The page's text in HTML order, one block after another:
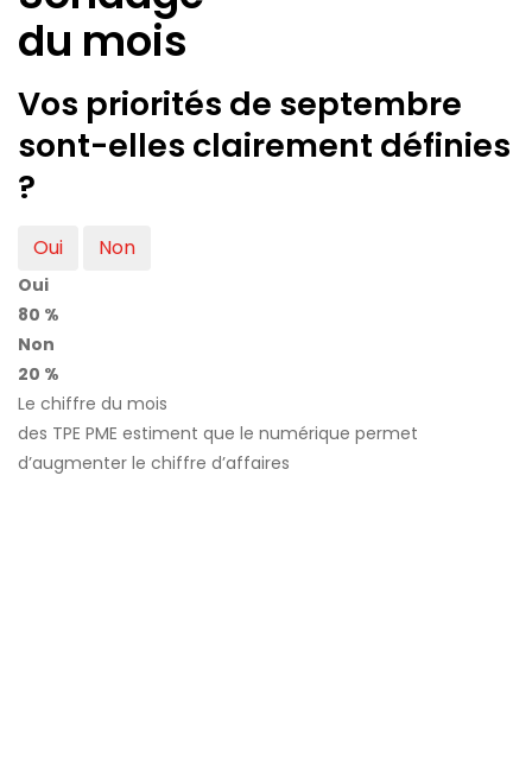
du mois
Vos priorités de septembre
sont-elles clairement définies
?
Oui Non
Oui
80 %
Non
20 %
Le chiffre du mois
des TPE PME estiment que le numérique permet
d’augmenter le chiffre d’affaires